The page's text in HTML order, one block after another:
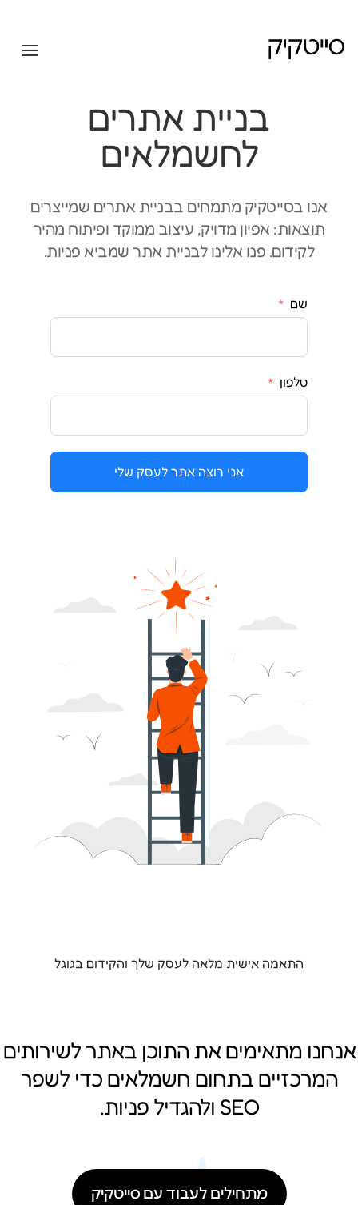
בניית אתרים
לחשמלאים
אנו בסייטקיק מתמחים בבניית אתרים שמייצרים
תוצאות: אפיון מדויק, עיצוב ממוקד ופיתוח מהיר
לקידום. פנו אלינו לבניית אתר שמביא פניות.
שם
טלפון
אני רוצה אתר לעסק שלי
התאמה אישית מלאה לעסק שלך והקידום בגוגל
אנחנו מתאימים את התוכן באתר לשירותים
המרכזיים בתחום חשמלאים כדי לשפר
SEO ולהגדיל פניות.
מתחילים לעבוד עם סייטקיק